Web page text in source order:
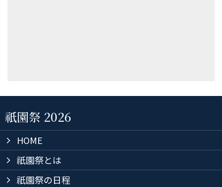
祇園祭 2026
arrow_forward_ios HOME
arrow_forward_ios 祇園祭とは
arrow_forward_ios 祇園祭の日程